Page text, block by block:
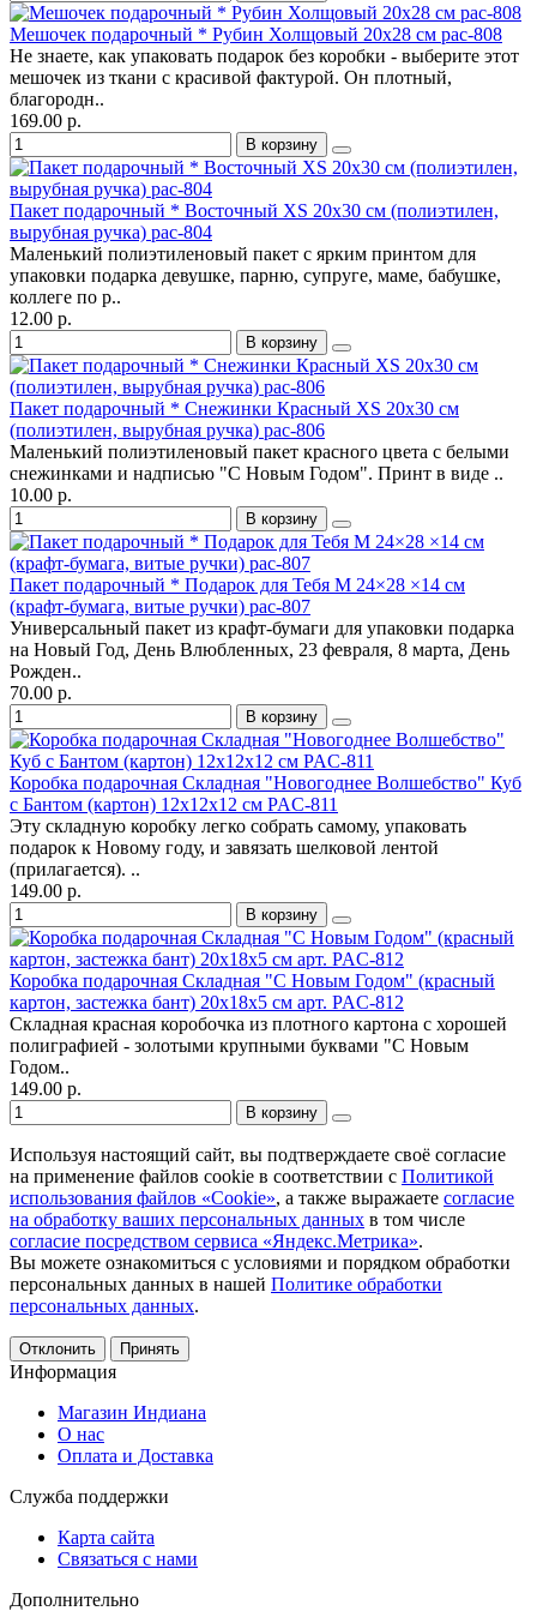
Мешочек подарочный * Рубин Холщовый 20х28 см pac-808
Не знаете, как упаковать подарок без коробки - выберите этот
мешочек из ткани с красивой фактурой. Он плотный,
благородн..
169.00 р.
В корзину
Пакет подарочный * Восточный XS 20х30 см (полиэтилен,
вырубная ручка) pac-804
Маленький полиэтиленовый пакет с ярким принтом для
упаковки подарка девушке, парню, супруге, маме, бабушке,
коллеге по р..
12.00 р.
В корзину
Пакет подарочный * Снежинки Красный XS 20х30 см
(полиэтилен, вырубная ручка) pac-806
Маленький полиэтиленовый пакет красного цвета с белыми
снежинками и надписью "С Новым Годом". Принт в виде ..
10.00 р.
В корзину
Пакет подарочный * Подарок для Тебя M 24×28 ×14 см
(крафт-бумага, витые ручки) pac-807
Универсальный пакет из крафт-бумаги для упаковки подарка
на Новый Год, День Влюбленных, 23 февраля, 8 марта, День
Рожден..
70.00 р.
В корзину
Коробка подарочная Складная "Новогоднее Волшебство" Куб
с Бантом (картон) 12х12х12 см PAC-811
Эту складную коробку легко собрать самому, упаковать
подарок к Новому году, и завязать шелковой лентой
(прилагается). ..
149.00 р.
В корзину
Коробка подарочная Складная "С Новым Годом" (красный
картон, застежка бант) 20х18х5 см арт. PAC-812
Складная красная коробочка из плотного картона с хорошей
полиграфией - золотыми крупными буквами "С Новым
Годом..
149.00 р.
В корзину
Используя настоящий сайт, вы подтверждаете своё согласие
на применение файлов cookie в соответствии с Политикой
использования файлов «Cookie», а также выражаете согласие
на обработку ваших персональных данных в том числе
согласие посредством сервиса «Яндекс.Метрика».
Вы можете ознакомиться с условиями и порядком обработки
персональных данных в нашей Политике обработки
персональных данных.
Отклонить Принять
Информация
Магазин Индиана
О нас
Оплата и Доставка
Служба поддержки
Карта сайта
Связаться с нами
Дополнительно